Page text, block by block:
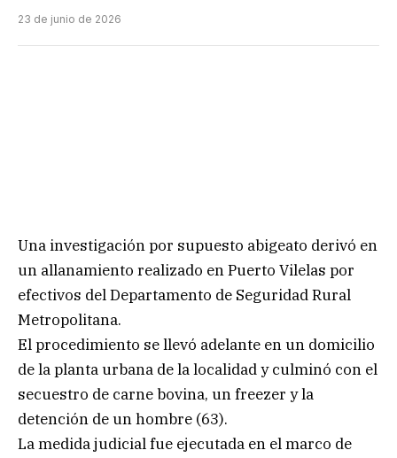
23 de junio de 2026
Una investigación por supuesto abigeato derivó en
un allanamiento realizado en Puerto Vilelas por
efectivos del Departamento de Seguridad Rural
Metropolitana.
El procedimiento se llevó adelante en un domicilio
de la planta urbana de la localidad y culminó con el
secuestro de carne bovina, un freezer y la
detención de un hombre (63).
La medida judicial fue ejecutada en el marco de